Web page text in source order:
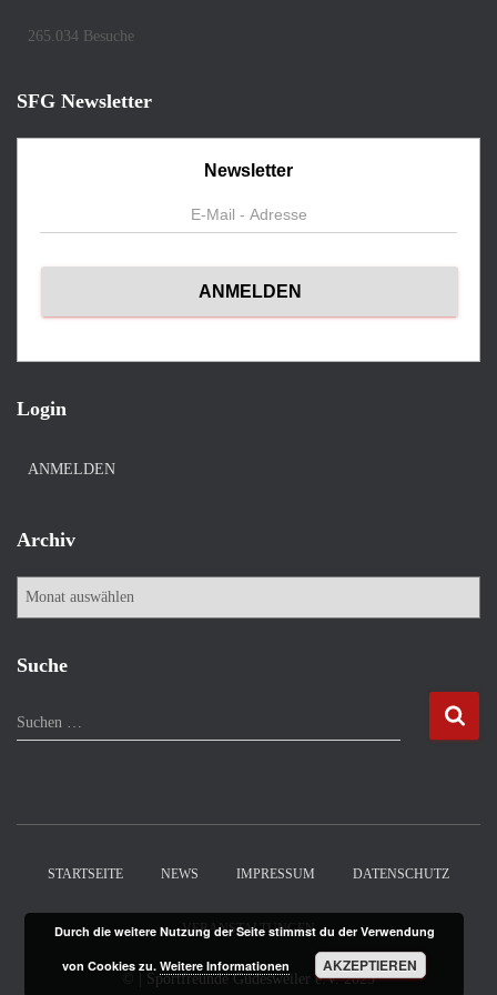
265.034 Besuche
SFG Newsletter
Newsletter
Login
ANMELDEN
Archiv
A
h
Suche
S
u
Suchen …
STARTSEITE NEWS IMPRESSUM DATENSCHUTZ
VERANSTALTUNGEN
| Sportfreunde Güdesweiler e.V.2025
Durch die weitere Nutzung der Seite stimmst du der Verwendung
von Cookies zu. Weitere Informationen AKZEPTIEREN